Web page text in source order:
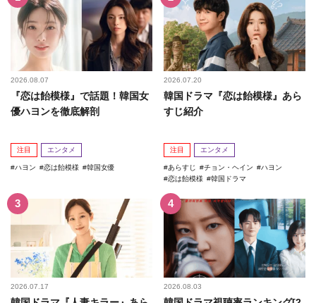
2026.08.07
『恋は飴模様』で話題！韓国女
優ハヨンを徹底解剖
注目 エンタメ
ハヨン 恋は飴模様 韓国女優
2026.07.20
韓国ドラマ『恋は飴模様』あら
すじ紹介
注目 エンタメ
あらすじ チョン・ヘイン
ハヨン
恋は飴模様
韓国ドラマ
2026.07.17 2026.08.03